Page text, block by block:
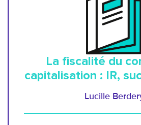
La fiscalité du
capitalisation : IR,
Lucille